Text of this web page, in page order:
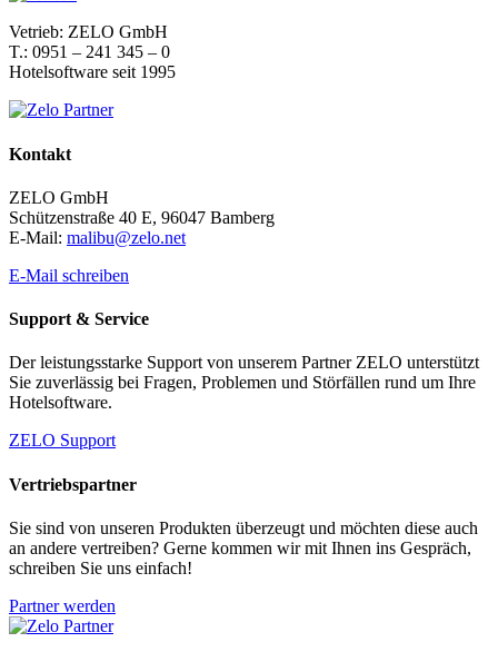
Vetrieb: ZELO GmbH
T.: 0951 – 241 345 – 0
Hotelsoftware seit 1995
Kontakt
ZELO GmbH
Schützenstraße 40 E, 96047 Bamberg
E-Mail: malibu@zelo.net
E-Mail schreiben
Support & Service
Der leistungsstarke Support von unserem Partner ZELO unterstützt
Sie zuverlässig bei Fragen, Problemen und Störfällen rund um Ihre
Hotelsoftware.
ZELO Support
Vertriebspartner
Sie sind von unseren Produkten überzeugt und möchten diese auch
an andere vertreiben? Gerne kommen wir mit Ihnen ins Gespräch,
schreiben Sie uns einfach!
Partner werden